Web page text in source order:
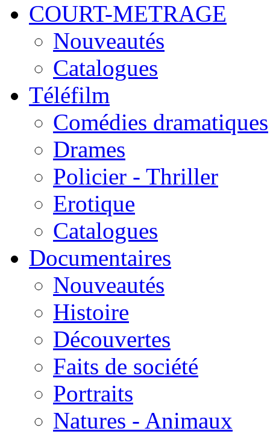
COURT-METRAGE
Nouveautés
Catalogues
Téléfilm
Comédies dramatiques
Drames
Policier - Thriller
Erotique
Catalogues
Documentaires
Nouveautés
Histoire
Découvertes
Faits de société
Portraits
Natures - Animaux